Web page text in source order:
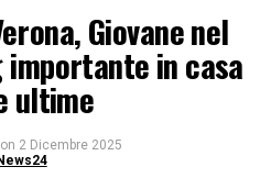
Giovane nel
in casa
ultime
on 2 Dicembre 2025